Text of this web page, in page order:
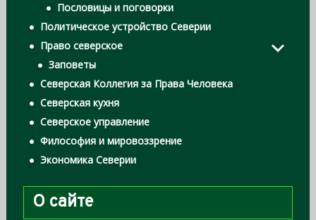
Пословицы и поговорки
Политическое устройство Северии
Право северское
Заповеты
Северская Коллегия за Права Человека
Северская кухня
Северское управление
Философия и мировоззрение
Экономика Северии
О сайте